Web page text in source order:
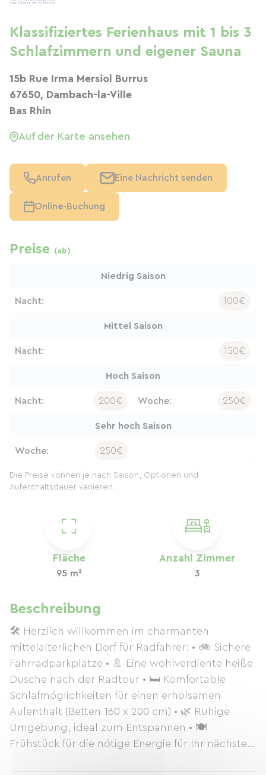
Fläche
95 m²
Anzahl Zimmer
3
Beschreibung
🛠️ Herzlich willkommen im charmanten
mittelalterlichen Dorf für Radfahrer: • 🚲 Sichere
Fahrradparkplätze • 🚿 Eine wohlverdiente heiße
Dusche nach der Radtour • 🛏️ Komfortable
Schlafmöglichkeiten für einen erholsamen
Aufenthalt (Betten 160 x 200 cm) • 🌿 Ruhige
Umgebung, ideal zum Entspannen • 🍽️
Frühstück für die nötige Energie für Ihr nächstes
Klassifiziertes Ferienhaus mit 1 bis 3
Schlafzimmern und eigener Sauna
15b Rue Irma Mersiol Burrus
67650, Dambach-la-Ville
Bas Rhin
Auf der Karte ansehen
Anrufen Eine Nachricht senden
Online-Buchung
Preise (ab)
Niedrig Saison
Nacht: 100€
Mittel Saison
Nacht: 150€
Hoch Saison
Nacht: 200€ Woche: 250€
Sehr hoch Saison
Woche: 250€
Die Preise können je nach Saison, Optionen und
Aufenthaltsdauer variieren.